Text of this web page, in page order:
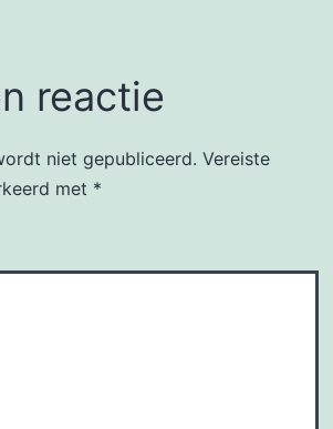
reactie
niet gepubliceerd. Vereiste
met *